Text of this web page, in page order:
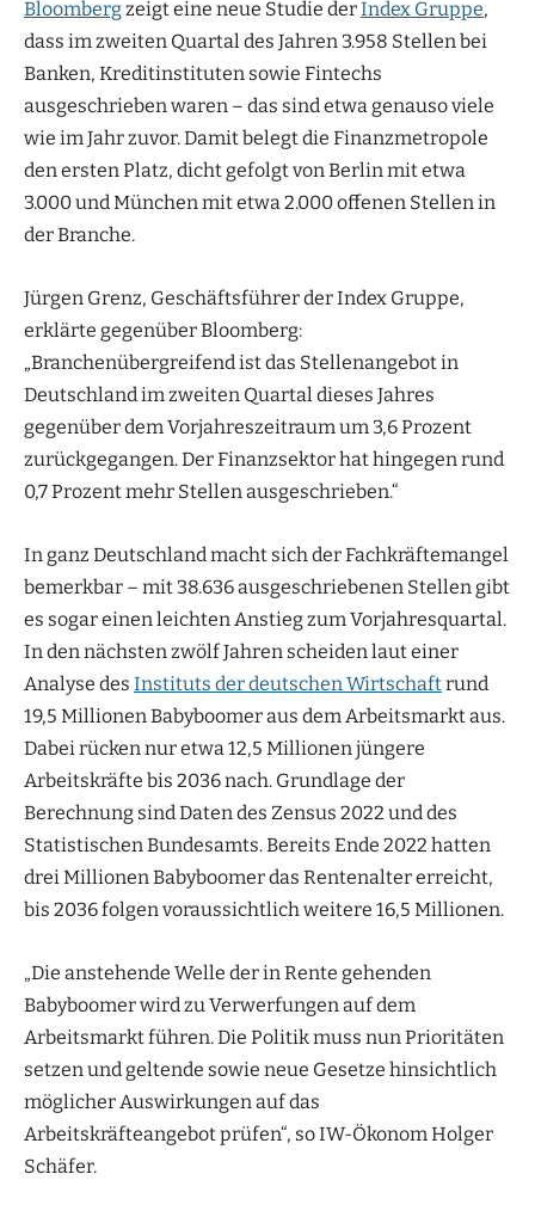
Bloombergzeigt eine neue Studie derIndex Gruppe,
dass im zweiten Quartal des Jahren 3.958 Stellen bei
Banken, Kreditinstituten sowie Fintechs
ausgeschrieben waren – das sind etwa genauso viele
wie im Jahr zuvor. Damit belegt die Finanzmetropole
den ersten Platz, dicht gefolgt von Berlin mit etwa
3.000 und München mit etwa 2.000 offenen Stellen in
der Branche.
Jürgen Grenz, Geschäftsführer der Index Gruppe,
erklärte gegenüber Bloomberg:
„Branchenübergreifend ist das Stellenangebot in
Deutschland im zweiten Quartal dieses Jahres
gegenüber dem Vorjahreszeitraum um 3,6 Prozent
zurückgegangen. Der Finanzsektor hat hingegen rund
0,7 Prozent mehr Stellen ausgeschrieben.“
In ganz Deutschland macht sich der Fachkräftemangel
bemerkbar – mit 38.636 ausgeschriebenen Stellen gibt
es sogar einen leichten Anstieg zum Vorjahresquartal.
In den nächsten zwölf Jahren scheiden laut einer
Analyse des Instituts der deutschen Wirtschaftrund
19,5 Millionen Babyboomer aus dem Arbeitsmarkt aus.
Dabei rücken nur etwa 12,5 Millionen jüngere
Arbeitskräfte bis 2036 nach. Grundlage der
Berechnung sind Daten des Zensus 2022 und des
Statistischen Bundesamts. Bereits Ende 2022 hatten
drei Millionen Babyboomer das Rentenalter erreicht,
bis 2036 folgen voraussichtlich weitere 16,5 Millionen.
„Die anstehende Welle der in Rente gehenden
Babyboomer wird zu Verwerfungen auf dem
Arbeitsmarkt führen. Die Politik muss nun Prioritäten
setzen und geltende sowie neue Gesetze hinsichtlich
möglicher Auswirkungen auf das
Arbeitskräfteangebot prüfen“, so IW-Ökonom Holger
Schäfer.